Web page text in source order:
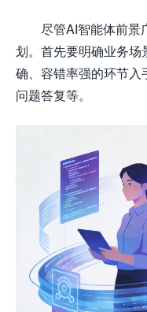
尽管AI智能体前景
划。首先要明确业务场
确、容错率强的环节入
问题答复等。